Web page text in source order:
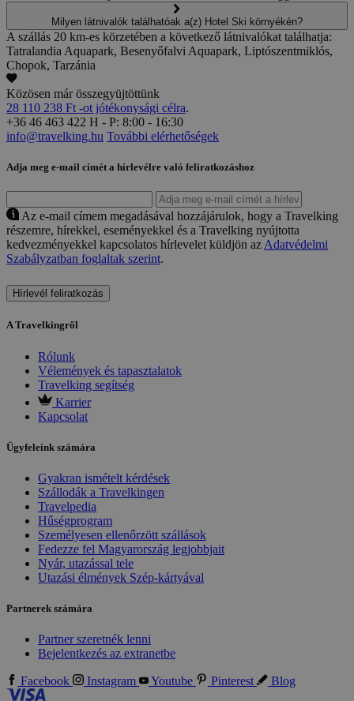
Milyen látnivalók találhatóak a(z) Hotel Ski környékén?
A szállás 20 km-es körzetében a következő látnivalókat találhatja:
Tatralandia Aquapark, Besenyőfalvi Aquapark, Liptószentmiklós,
Chopok, Tarzánia
Közösen már összegyüjtöttünk
28 110 238 Ft -ot jótékonysági célra.
+36 46 463 422 H - P: 8:00 - 16:30
info@travelking.hu További elérhetőségek
Adja meg e-mail címét a hírlevélre való feliratkozáshoz
Az e-mail címem megadásával hozzájárulok, hogy a Travelking
részemre, hírekkel, eseményekkel és a Travelking nyújtotta
kedvezményekkel kapcsolatos hírlevelet küldjön az Adatvédelmi
Szabályzatban foglaltak szerint.
Hírlevél feliratkozás
A Travelkingről
Rólunk
Vélemények és tapasztalatok
Travelking segítség
Karrier
Kapcsolat
Ügyfeleink számára
Gyakran ismételt kérdések
Szállodák a Travelkingen
Travelpedia
Hűségprogram
Személyesen ellenőrzött szállások
Fedezze fel Magyarország legjobbjait
Nyár, utazással tele
Utazási élmények Szép-kártyával
Partnerek számára
Partner szeretnék lenni
Bejelentkezés az extranetbe
Facebook Instagram Youtube Pinterest Blog